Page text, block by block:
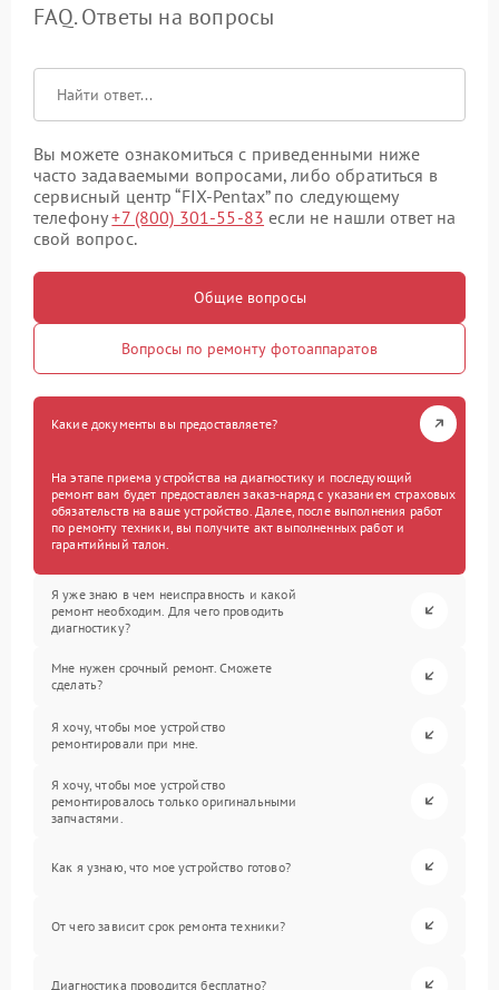
FAQ. Ответы на вопросы
Вы можете ознакомиться с приведенными ниже
часто задаваемыми вопросами, либо обратиться в
сервисный центр “FIX-Pentax” по следующему
телефону+7 (800) 301-55-83 если не нашли ответ на
свой вопрос.
Общие вопросы
Вопросы по ремонту фотоаппаратов
Какие документы вы предоставляете?
На этапе приема устройства на диагностику и последующий
ремонт вам будет предоставлен заказ-наряд с указанием страховых
обязательств на ваше устройство. Далее, после выполнения работ
по ремонту техники, вы получите акт выполненных работ и
гарантийный талон.
Я уже знаю в чем неисправность и какой
ремонт необходим. Для чего проводить
диагностику?
Мне нужен срочный ремонт. Сможете
сделать?
Я хочу, чтобы мое устройство
ремонтировали при мне.
Я хочу, чтобы мое устройство
ремонтировалось только оригинальными
запчастями.
Как я узнаю, что мое устройство готово?
От чего зависит срок ремонта техники?
Диагностика проводится бесплатно?